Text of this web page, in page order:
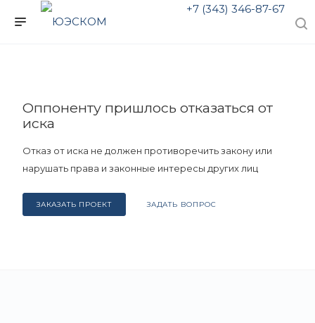
+7 (343) 346-87-67
Оппоненту пришлось отказаться от
иска
Отказ от иска не должен противоречить закону или
нарушать права и законные интересы других лиц
ЗАКАЗАТЬ ПРОЕКТ ЗАДАТЬ ВОПРОС